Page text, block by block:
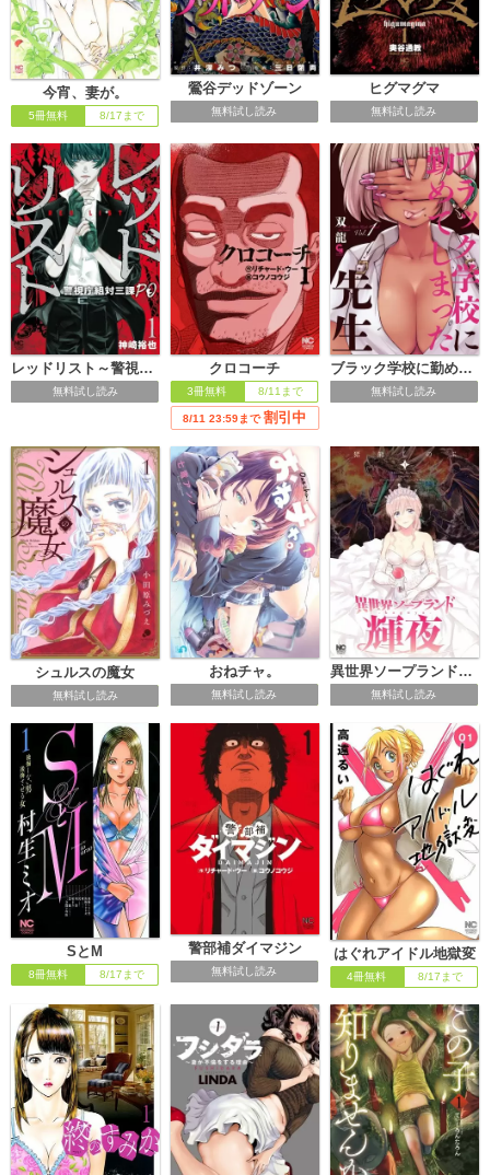
今宵、妻が。
5冊無料 8/17まで
鶯谷デッドゾーン
無料試し読み
ヒグマグマ
無料試し読み
レッドリスト～警視庁組対三課PO～
無料試し読み
クロコーチ
3冊無料 8/11まで
8/11 23:59まで 割引中
ブラック学校に勤めてしまった先生
無料試し読み
シュルスの魔女
無料試し読み
おねチャ。
無料試し読み
異世界ソープランド輝夜
無料試し読み
SとM
8冊無料 8/17まで
警部補ダイマジン
無料試し読み
はぐれアイドル地獄変
4冊無料 8/17まで